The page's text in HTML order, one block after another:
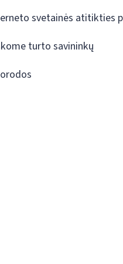
svetainės atitikties
turto savininkų